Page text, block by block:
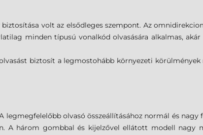
volt az elsődleges szempont. Az
minden típusú vonalkód olvasására alkalmas, akár
biztosít a legmostohább környezeti
olvasó összeállításához normál és nagy
A három gombbal és kijelzővel ellátott modell nagy